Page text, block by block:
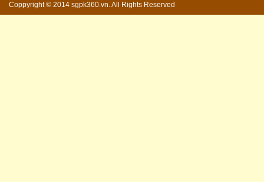
Coppyright © 2014 sgpk360.vn. All Rights Reserved